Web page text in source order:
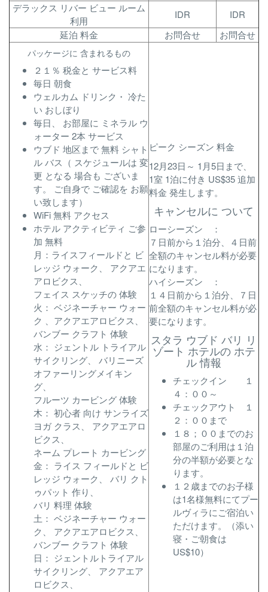
デラックス リバー ビュー ルーム
利用
IDR
IDR
延泊 料金
お問合せ お問合せ
パッケージに 含まれるもの
２１％ 税金と サービス料
毎日 朝食
ウェルカム ドリンク・ 冷た
い おしぼり
毎日、 お部屋に ミネラル ウ
ォーター 2本 サービス
ウブド 地区まで 無料 シャト
ル バス（ スケジュールは 変
更 となる 場合も ございま
す。 ご自身で ご確認を お願
い致します）
WiFi 無料 アクセス
ホテル アクティビティ ご参
加 無料
月：ライスフィールドと ビ
レッジ ウォーク、 アクアエ
アロビクス、
フェイス スケッチの 体験
火： ベジネーチャー ウォー
ク 、アクアエアロビクス、
バンブー クラフト 体験
水： ジェントル トライアル
サイクリング、 バリニーズ
オファーリングメイキン
グ、
フルーツ カービング 体験
木： 初心者 向け サンライズ
ヨガ クラス、 アクアエアロ
ビクス、
ネーム プレート カービング
金： ライス フィールドと ビ
レッジ ウォーク、 バリ クト
ゥパット 作り、
バリ 料理 体験
土： ベジネーチャー ウォー
ク、 アクアエアロビクス、
バンブー クラフト 体験
日： ジェントルトライアル
サイクリング、 アクアエア
ロビクス、
ピーク シーズン 料金
12月23日～ 1月5日まで、
1室 1泊に付き US$35 追加
料金 発生します。
キャンセルに ついて
ローシーズン ：
７日前から１泊分、４日前
全額のキャンセル料が必要
になります。
ハイシーズン ：
１４日前から１泊分、７日
前全額のキャンセル料が必
要になります。
スタラ ウブド バリ リ
ゾート ホテルの ホテ
ル 情報
チェックイン １
４：００～
チェックアウト １
２：００まで
１８；００までのお
部屋のご利用は１泊
分の半額が必要とな
ります。
１２歳までのお子様
は1名様無料にてプー
ルヴィラにご宿泊い
ただけます。（添い
寝・ご朝食は
US$10）